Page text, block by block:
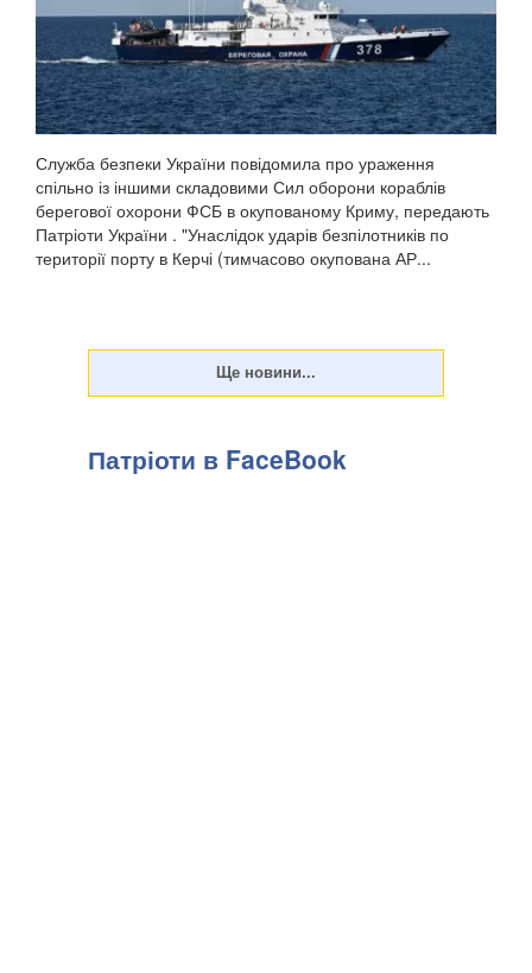
Служба безпеки України повідомила про ураження
спільно із іншими складовими Сил оборони кораблів
берегової охорони ФСБ в окупованому Криму, передають
Патріоти України . "Унаслідок ударів безпілотників по
території порту в Керчі (тимчасово окупована АР...
Патріоти в FaceBook